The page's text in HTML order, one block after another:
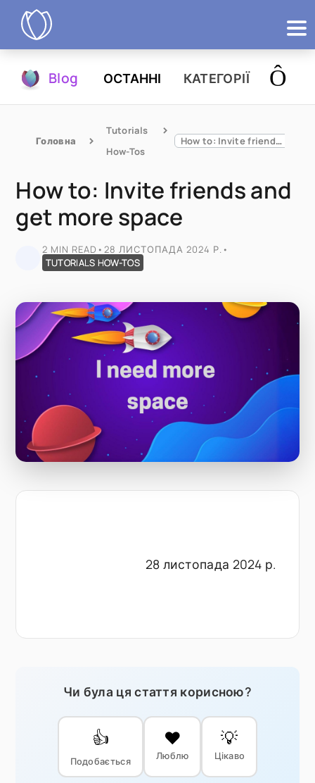
Спробувати
Blog ОСТАННІ КАТЕГОРІЇ
Головна
Tutorials
How-Tos
How to: Invite friends and get more space
How to: Invite friends and
get more space
2 MIN READ • 28 ЛИСТОПАДА 2024 Р. •
TUTORIALS HOW-TOS
28 листопада 2024 р.
Чи була ця стаття корисною?
👍
Подобається
❤️
Люблю
💡
Цікаво